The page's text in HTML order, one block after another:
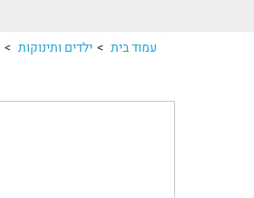
עמוד בית > ילדים ותינוקות >